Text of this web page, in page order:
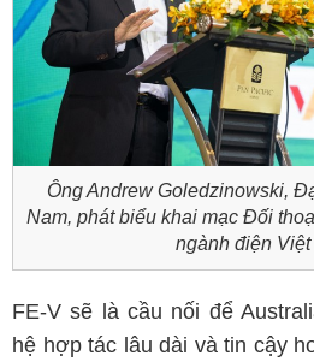
Ông Andrew Goledzinowski,
Nam, phát biểu khai mạc Đối
ngành điện
FE-V sẽ là cầu nối để
hệ hợp tác lâu dài và tin cậy